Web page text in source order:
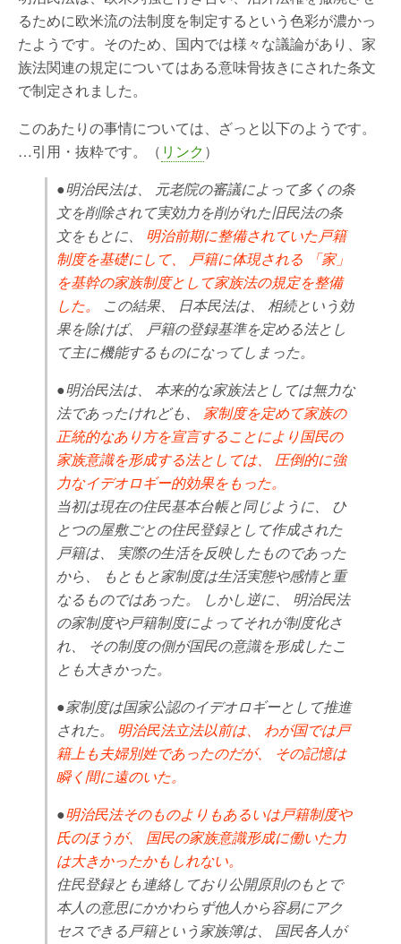
るために欧米流の法制度を制定するという色彩が濃かっ
たようです。そのため、国内では様々な議論があり、家
族法関連の規定についてはある意味骨抜きにされた条文
で制定されました。
このあたりの事情については、ざっと以下のようです。
…引用・抜粋です。（ リンク）
●明治民法は、 元老院の審議によって多くの条
文を削除されて実効力を削がれた旧民法の条
文をもとに、
明治前期に整備されていた戸籍
制度を基礎にして、 戸籍に体現される 「家」
を基幹の家族制度として家族法の規定を整備
した。 この結果、 日本民法は、 相続という効
果を除けば、 戸籍の登録基準を定める法とし
て主に機能するものになってしまった。
●明治民法は、 本来的な家族法としては無力な
法であったけれども、
家制度を定めて家族の
正統的なあり方を宣言することにより国民の
家族意識を形成する法としては、 圧倒的に強
力なイデオロギー的効果をもった。
当初は現在の住民基本台帳と同じように、 ひ
とつの屋敷ごとの住民登録として作成された
戸籍は、 実際の生活を反映したものであった
から、 もともと家制度は生活実態や感情と重
なるものではあった。 しかし逆に、 明治民法
の家制度や戸籍制度によってそれが制度化さ
れ、 その制度の側が国民の意識を形成したこ
とも大きかった。
●家制度は国家公認のイデオロギーとして推進
された。
明治民法立法以前は、 わが国では戸
籍上も夫婦別姓であったのだが、 その記憶は
瞬く間に遠のいた。
●明治民法そのものよりもあるいは戸籍制度や
氏のほうが、 国民の家族意識形成に働いた力
は大きかったかもしれない。
住民登録とも連絡しており公開原則のもとで
本人の意思にかかわらず他人から容易にアク
セスできる戸籍という家族簿は、 国民各人が